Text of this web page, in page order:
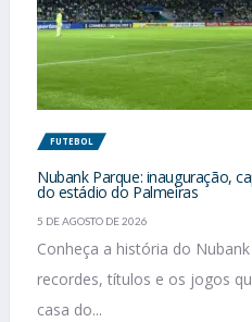
FUTEBOL
Nubank Parque: inauguração,
do estádio do Palmeiras
5 DE AGOSTO DE 2026
Conheça a história do
recordes, títulos e os jogos
casa do...